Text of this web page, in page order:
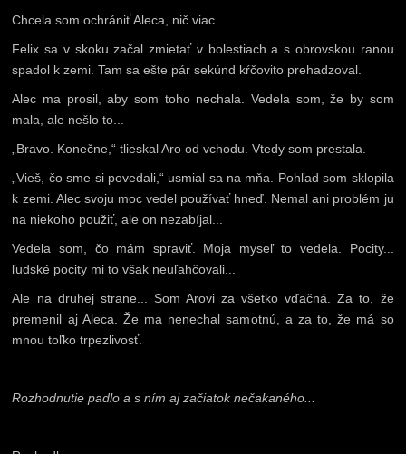
Chcela som ochrániť Aleca, nič viac.
Felix sa v skoku začal zmietať v bolestiach a s obrovskou ranou
spadol k zemi. Tam sa ešte pár sekúnd kŕčovito prehadzoval.
Alec ma prosil, aby som toho nechala. Vedela som, že by som
mala, ale nešlo to...
„Bravo. Konečne,“ tlieskal Aro od vchodu. Vtedy som prestala.
„Vieš, čo sme si povedali,“ usmial sa na mňa. Pohľad som sklopila
k zemi. Alec svoju moc vedel používať hneď. Nemal ani problém ju
na niekoho použiť, ale on nezabíjal...
Vedela som, čo mám spraviť. Moja myseľ to vedela. Pocity...
ľudské pocity mi to však neuľahčovali...
Ale na druhej strane... Som Arovi za všetko vďačná. Za to, že
premenil aj Aleca. Že ma nenechal samotnú, a za to, že má so
mnou toľko trpezlivosť.
Rozhodnutie padlo a s ním aj začiatok nečakaného...